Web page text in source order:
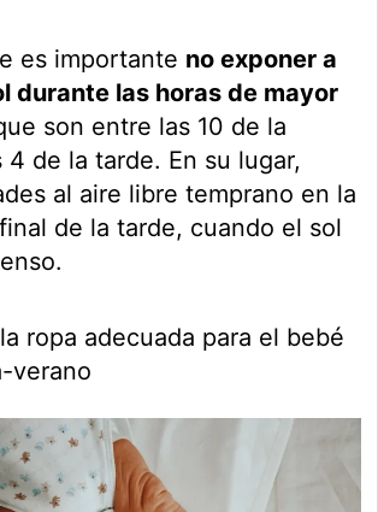
es importante no exponer a
durante las horas de mayor
son entre las 10 de la
4 de la tarde. En su lugar,
al aire libre temprano en la
de la tarde, cuando el sol
ropa adecuada para el bebé
verano